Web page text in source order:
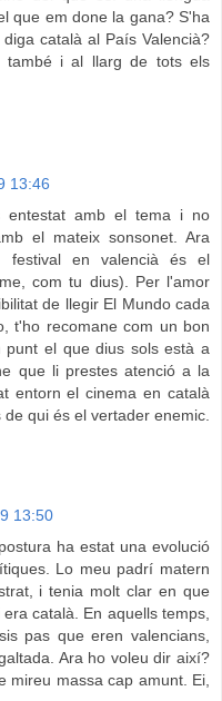
que em done la gana? S'ha
català al País Valencià?
també i al llarg de tots els
13:46
entestat amb el tema i no
el mateix sonsonet. Ara
festival en valencià és el
com tu dius). Per l'amor
de llegir El Mundo cada
t'ho recomane com un bon
el que dius sols està a
que li prestes atenció a la
entorn el cinema en català
qui és el vertader enemic.
13:50
ha estat una evolució
Lo meu padrí matern
i tenia molt clar en que
català. En aquells temps,
pas que eren valencians,
Ara ho voleu dir així?
mireu massa cap amunt. Ei,